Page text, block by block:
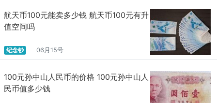
航天币100元能卖多少钱 航天币100元有升
值空间吗
纪念钞 06月15号
100元孙中山人民币的价格 100元孙中山人
民币值多少钱